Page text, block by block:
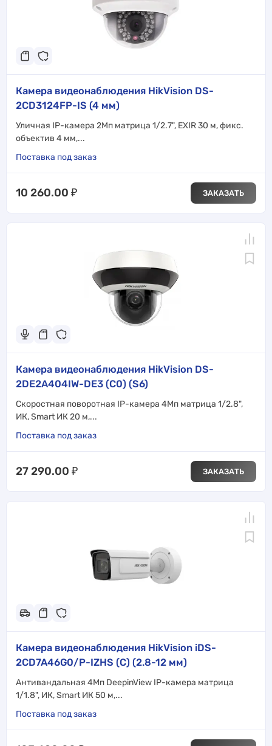
Камера видеонаблюдения HikVision DS-
2CD3124FP-IS (4 мм)
Уличная IP-камера 2Мп матрица 1/2.7", EXIR 30 м, фикс.
объектив 4 мм,...
Поставка под заказ
10 260.00 ₽ ЗАКАЗАТЬ
Камера видеонаблюдения HikVision DS-
2DE2A404IW-DE3 (C0) (S6)
Скоростная поворотная IP-камера 4Мп матрица 1/2.8",
ИК, Smart ИК 20 м,...
Поставка под заказ
27 290.00 ₽ ЗАКАЗАТЬ
Камера видеонаблюдения HikVision iDS-
2CD7A46G0/P-IZHS (C) (2.8-12 мм)
Антивандальная 4Мп DeepinView IP-камера матрица
1/1.8", ИК, Smart ИК 50 м,...
Поставка под заказ